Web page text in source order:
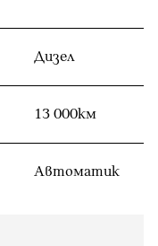
Дизел
13 000км
Автоматик